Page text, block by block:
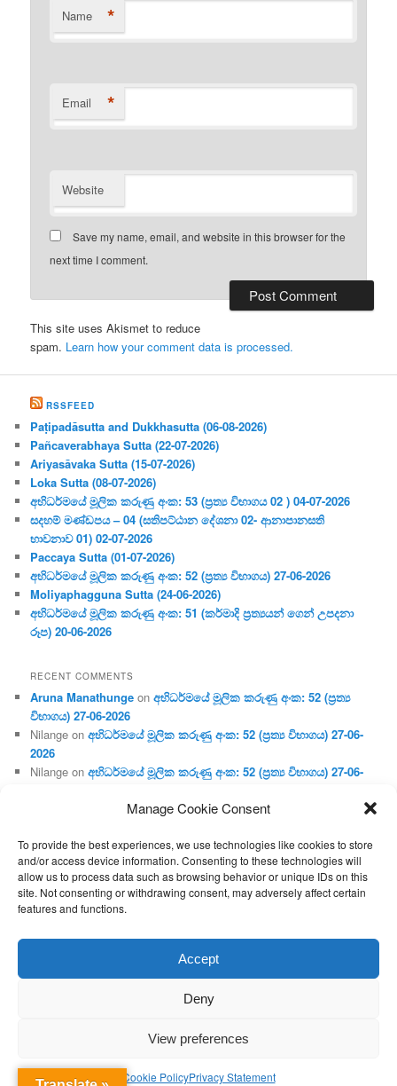
Manage Cookie Consent
To provide the best experiences, we use technologies like cookies to store
and/or access device information. Consenting to these technologies will
allow us to process data such as browsing behavior or unique IDs on this
site. Not consenting or withdrawing consent, may adversely affect certain
features and functions.
Accept
Deny
View preferences
Cookie PolicyPrivacy Statement
Name *
Email *
Website
Save my name, email, and website in this browser for the
next time I comment.
This site uses Akismet to reduce
spam. Learn how your comment data is processed.
RSSFEED
Paṭipadāsutta and Dukkhasutta (06-08-2026)
Pañcaverabhaya Sutta (22-07-2026)
Ariyasāvaka Sutta (15-07-2026)
Loka Sutta (08-07-2026)
අභිධර්මයේ මූලික කරුණු අංක: 53 (ප්‍ර‍ත්‍ය විභාගය 02 ) 04-07-2026
සදහම් මණ්ඩපය – 04 (සතිපට්ඨාන දේශනා 02- ආනාපානසති
භාවනාව 01) 02-07-2026
Paccaya Sutta (01-07-2026)
අභිධර්මයේ මූලික කරුණු අංක: 52 (ප්‍ර‍ත්‍ය විභාගය) 27-06-2026
Moliyaphagguna Sutta (24-06-2026)
අභිධර්මයේ මූලික කරුණු අංක: 51 (කර්මාදි ප්‍ර‍ත්‍යයන් ගෙන් උපදනා
රූප) 20-06-2026
RECENT COMMENTS
Aruna Manathunge onඅභිධර්මයේ මූලික කරුණු අංක: 52 (ප්‍ර‍ත්‍ය
විභාගය) 27-06-2026
Nilange onඅභිධර්මයේ මූලික කරුණු අංක: 52 (ප්‍ර‍ත්‍ය විභාගය) 27-06-
2026
Nilange onඅභිධර්මයේ මූලික කරුණු අංක: 52 (ප්‍ර‍ත්‍ය විභාගය) 27-06-
Aruna Manathungeonඅභිධර්මයේ මූලික කරුණු අංක: 46 (හෘදය,
Gunaratneonඅභිධර්මයේ මූලික කරුණු අංක: 46 (හෘදය, ජීවිත,
ආහාර රූප) 02-05-2026
Proudly powered by WordPress